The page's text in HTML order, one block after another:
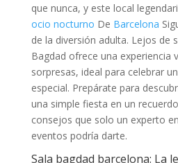
que nunca, y este local
ocio nocturno De Barcelona
de la diversión adulta. Lejos de
Bagdad ofrece una experiencia
sorpresas, ideal para celebrar
especial. Prepárate para
una simple fiesta en un
consejos que solo un experto
eventos podría darte.
Sala bagdad barcelona: La